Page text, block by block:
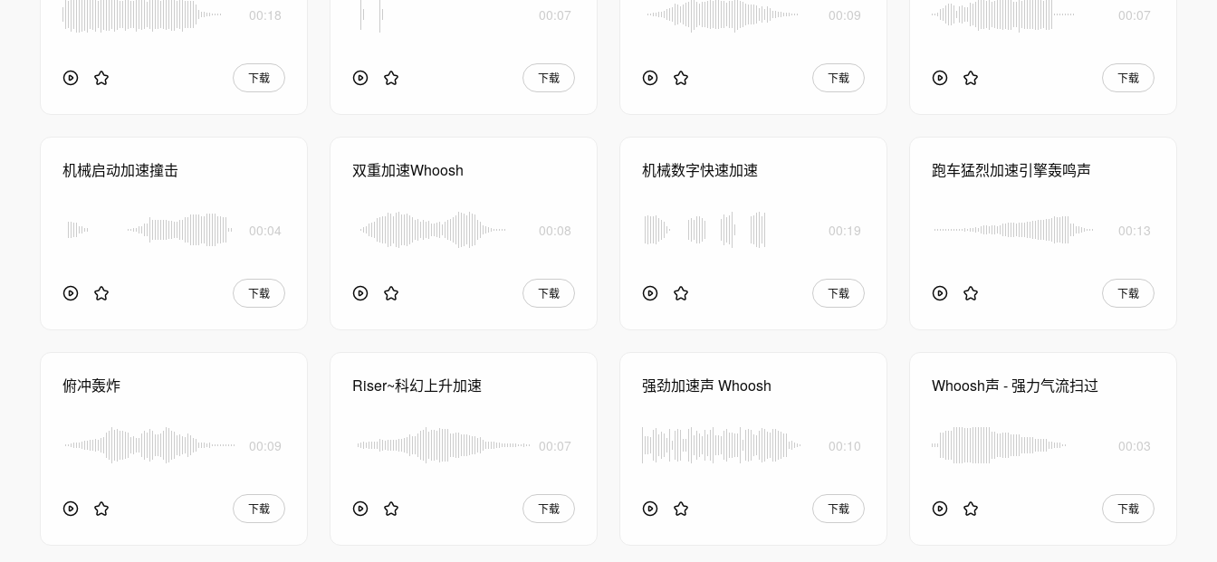
00:18
下载
00:07
下载
00:09
下载
00:07
下载
机械启动加速撞击
00:04
下载
双重加速Whoosh
00:08
下载
机械数字快速加速
00:19
下载
跑车猛烈加速引擎轰鸣声
00:13
下载
俯冲轰炸
00:09
下载
Riser~科幻上升加速
00:07
下载
强劲加速声 Whoosh
00:10
下载
Whoosh声 - 强力气流扫过
00:03
下载